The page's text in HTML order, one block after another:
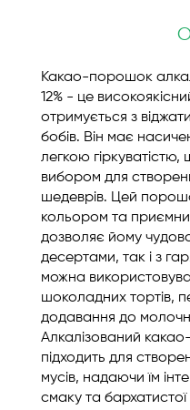
Какао-порошок
12% - це
отримується з
бобів. Він має
легкою
вибором для
шедеврів. Цей
кольором та
дозволяє йому
десертами, так і з
можна
шоколадних тортів,
додавання до
Алкалізований
підходить для
мусів, надаючи їм
смаку та бархатистої